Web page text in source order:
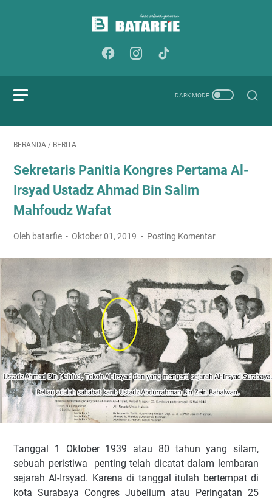
BERANDA / BERITA
Sekretaris Panitia Kongres Pertama Al-
Irsyad Ustadz Ahmad Bin Salim
Mahfoudz Wafat
Oleh batarfie Oktober 01, 2019 Posting Komentar
Tanggal 1 Oktober 1939 atau 80 tahun yang silam,
sebuah peristiwa penting telah dicatat dalam lembaran
sejarah Al-Irsyad. Karena di tanggal itulah bertempat di
kota Surabaya Congres Jubelium atau Peringatan 25